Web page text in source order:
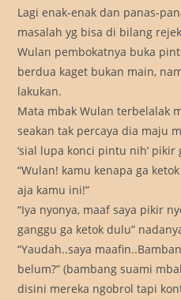
Lagi enak-enak dan panas-
masalah yg bisa di bilang
Wulan pembokatnya buka
berdua kaget bukan main,
lakukan.
Mata mbak Wulan terbelalak
seakan tak percaya dia maju
‘sial lupa konci pintu nih’ pikir
“Wulan! kamu kenapa ga
aja kamu ini!”
“Iya nyonya, maaf saya pikir
ganggu ga ketok dulu”
“Yaudah..saya
belum?” (bambang suami
disini mereka ngobrol tapi